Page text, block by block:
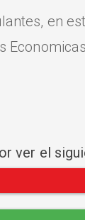
en
ver el